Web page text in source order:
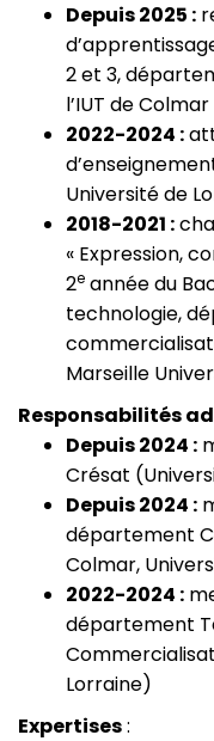
Depuis 2025 :
2 et 3,
l’IUT de
2022-2024 :
Université de
2018-2021 :
« Expression,
2e année du
technologie,
Marseille
Responsabilités
Depuis 2024 :
Crésat
Depuis 2024 :
département
Colmar,
2022-2024 :
département
Lorraine)
Expertises: